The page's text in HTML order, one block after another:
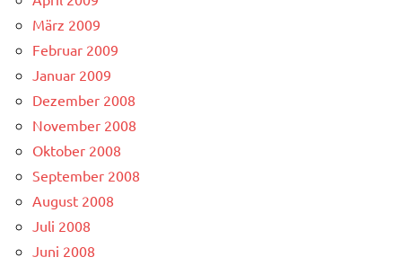
März 2009
Februar 2009
Januar 2009
Dezember 2008
November 2008
Oktober 2008
September 2008
August 2008
Juli 2008
Juni 2008